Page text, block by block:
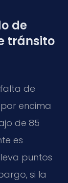
de
tránsito
de
encima
de 85
es
puntos
si la